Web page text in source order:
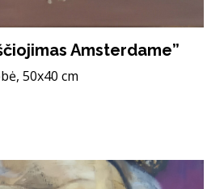
Amsterdame”
50x40 cm